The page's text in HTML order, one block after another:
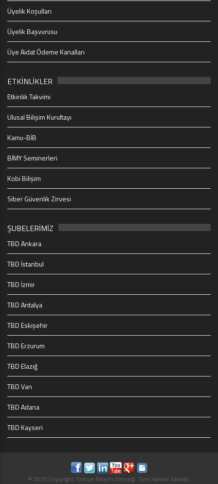
Üyelik Koşulları
Üyelik Başvurusu
Üye Aidat Ödeme Kanalları
ETKİNLİKLER
Etkinlik Takvimi
Ulusal Bilişim Kurultayı
Kamu-BİB
BİMY Seminerleri
Kobi Bilişim
Siber Güvenlik Zirvesi
ŞUBELERİMİZ
TBD Ankara
TBD İstanbul
TBD İzmir
TBD Antalya
TBD Eskişehir
TBD Erzurum
TBD Elazığ
TBD Van
TBD Adana
TBD Kayseri
© 2025 Copyright Türkiye Bilişim Derneği. Tüm Hakları Saklıdır.